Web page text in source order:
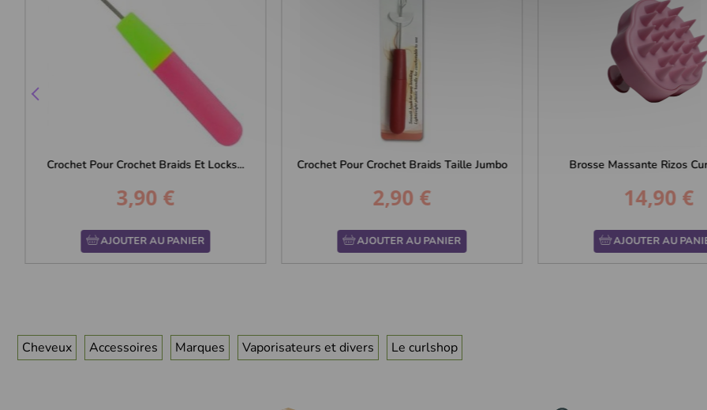
Crochet Pour Crochet Braids Et Locks...
Prix
3,90 €
AJOUTER AU PANIER
Crochet Pour Crochet Braids Taille Jumbo
Prix
2,90 €
AJOUTER AU PANIER
Brosse Massante Rizos
Prix
14,90 €
AJOUTER AU
Cheveux Accessoires Marques Vaporisateurs et divers Le curlshop